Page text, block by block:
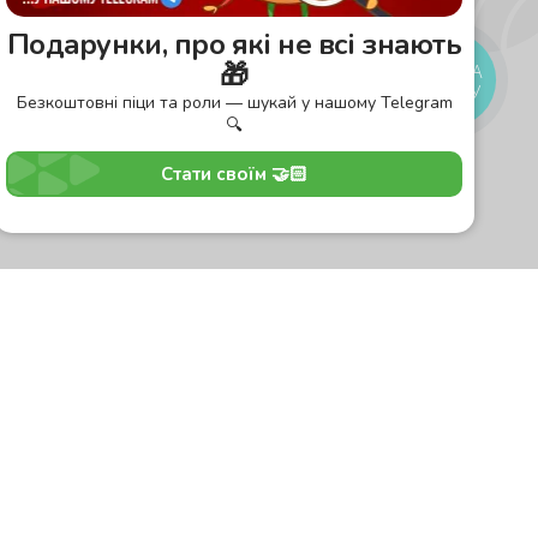
Подарунки, про які не всі знають
🎁
Безкоштовні піци та роли — шукай у нашому Telegram
🔍
Стати своїм 🤝🏻
КНОПКА
ЗВ'ЯЗКУ